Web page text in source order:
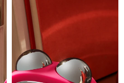
devices
hydration devices
toothbrushes
Primer
primer
hand mask
Light Serum
2 Pro Max
IPL hair removal device
身体护理
body
body toning
预计送达日期
预计送达日期
预计送达日期8/14/26